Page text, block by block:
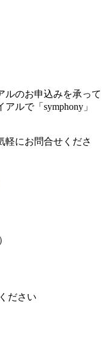
ルのお申込みを承って
ルで「symphony」
軽にお問合せくださ
ださい